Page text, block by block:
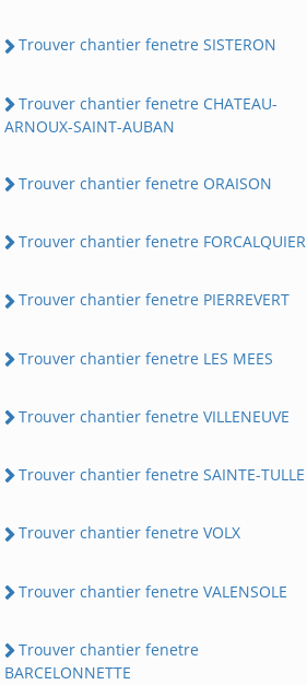
Trouver chantier fenetre SISTERON
Trouver chantier fenetre CHATEAU-
ARNOUX-SAINT-AUBAN
Trouver chantier fenetre ORAISON
Trouver chantier fenetre FORCALQUIER
Trouver chantier fenetre PIERREVERT
Trouver chantier fenetre LES MEES
Trouver chantier fenetre VILLENEUVE
Trouver chantier fenetre SAINTE-TULLE
Trouver chantier fenetre VOLX
Trouver chantier fenetre VALENSOLE
Trouver chantier fenetre
BARCELONNETTE